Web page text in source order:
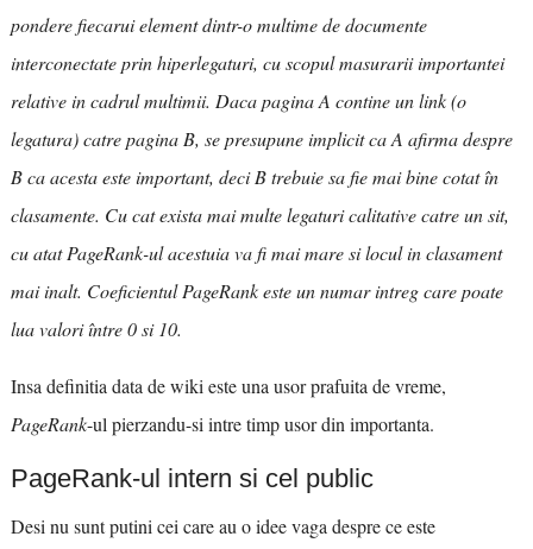
pondere fiecarui element dintr-o multime de documente
interconectate prin hiperlegaturi, cu scopul masurarii importantei
relative in cadrul multimii. Daca pagina A contine un link (o
legatura) catre pagina B, se presupune implicit ca A afirma despre
B ca acesta este important, deci B trebuie sa fie mai bine cotat în
clasamente. Cu cat exista mai multe legaturi calitative catre un sit,
cu atat PageRank-ul acestuia va fi mai mare si locul in clasament
mai inalt. Coeficientul PageRank este un numar intreg care poate
lua valori între 0 si 10.
Insa definitia data de wiki este una usor prafuita de vreme,
PageRank-ul pierzandu-si intre timp usor din importanta.
PageRank-ul intern si cel public
Desi nu sunt putini cei care au o idee vaga despre ce este